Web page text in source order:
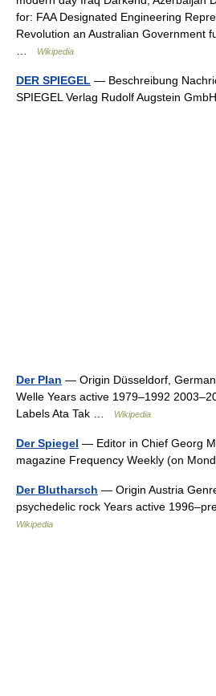
for: FAA Designated Engineering
Revolution an Australian Government
Wikipedia
DER SPIEGEL — Beschreibung
SPIEGEL Verlag Rudolf Augstein
Der Plan — Origin Düsseldorf,
Welle Years active 1979–1992
Labels Ata Tak …
Wikipedia
Der Spiegel — Editor in Chief Georg
magazine Frequency Weekly (on
Der Blutharsch — Origin Austria
psychedelic rock Years active
Wikipedia